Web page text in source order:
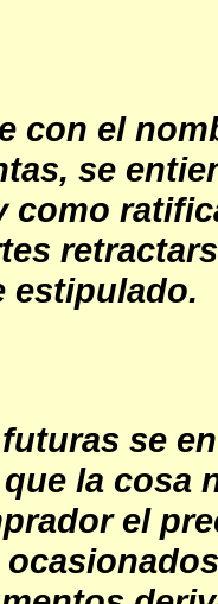
con el
se
como
estipulado.
se
la cosa
el